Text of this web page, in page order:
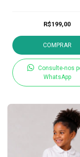
R$199,00
COMPRAR
Consulte-nos
WhatsApp